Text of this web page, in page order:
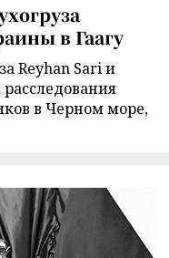
в Гаагу
Reyhan Sari и
в Черном море,